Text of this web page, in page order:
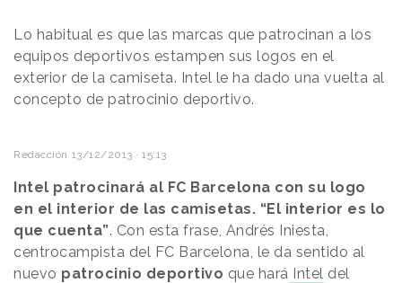
Lo habitual es que las marcas que patrocinan a los
equipos deportivos estampen sus logos en el
exterior de la camiseta. Intel le ha dado una vuelta al
concepto de patrocinio deportivo.
Redacción 13/12/2013 · 15:13
Intel patrocinará al FC Barcelona con su logo
en el interior de las camisetas. “El interior es lo
que cuenta”. Con esta frase, Andrés Iniesta,
centrocampista del FC Barcelona, le da sentido al
nuevo patrocinio deportivo que hará Intel del